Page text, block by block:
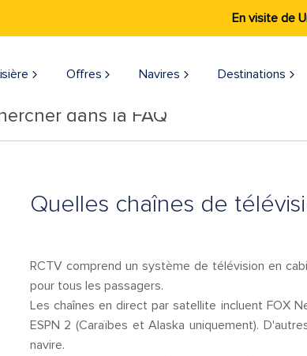
En visite de
Offres Navires Destinations
dans la FAQ
Quelles chaînes de
RCTV comprend un système de télévision en
pour tous les passagers.
Les chaînes en direct par satellite incluent FOX
ESPN 2 (Caraïbes et Alaska uniquement).
navire.